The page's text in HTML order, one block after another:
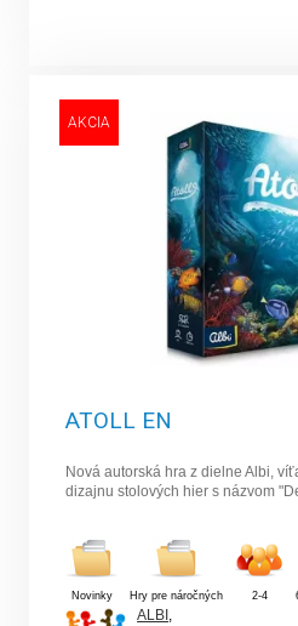
AKCIA
ATOLL EN
Nová autorská hra z dielne Albi,
dizajnu stolových hier s názvom
Novinky Hry pre náročných 2-4
ALBI ,